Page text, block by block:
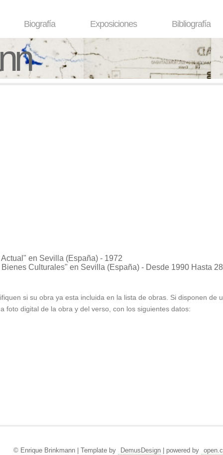
Biografía Exposiciones Bibliografía
en Sevilla (España) - 1972
Culturales" en Sevilla (España) - Desde 1990 Hasta
si su obra ya esta incluida en la lista de obras. Si disponen
foto digital de la obra y del verso, con los siguientes datos:
© Enrique Brinkmann | Template by DemusDesign| powered by